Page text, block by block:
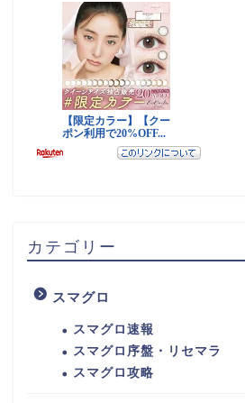
カテゴリー
スマグロ
スマグロ速報
スマグロ序盤・リセマラ
スマグロ攻略